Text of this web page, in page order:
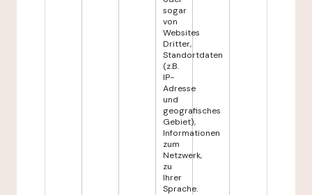
sogar
von
Websites
Dritter,
Standortdaten
(z.B.
IP-
Adresse
und
geografisches
Gebiet),
Informationen
zum
Netzwerk,
zu
Ihrer
Sprache.